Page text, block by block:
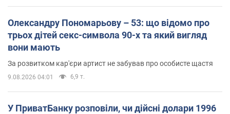
Олександру Пономарьову – 53: що відомо про
трьох дітей секс-символа 90-х та який вигляд
вони мають
За розвитком кар'єри артист не забував про особисте щастя
9.08.2026 04:01 6,9 т.
У ПриватБанку розповіли, чи дійсні долари 1996